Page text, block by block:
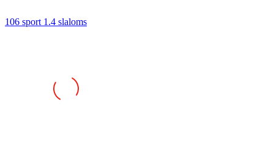
106 sport 1.4 slaloms